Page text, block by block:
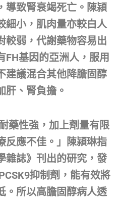
導致腎衰竭死亡。陳潁
細小，肌肉量亦較白人
較弱，代謝藥物容易出
FH基因的亞洲人，服用
建議混合其他降膽固醇
肝、腎負擔。
藥性強，加上劑量有限
反應不佳。」陳潁琳指
雜誌》刊出的研究，發
抑制劑，能有效將
。所以高膽固醇病人透